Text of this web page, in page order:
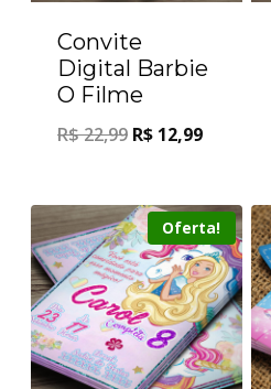
Convite
Digital Barbie
O Filme
R$22,99 R$ 12,99
Oferta!